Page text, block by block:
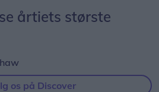
årtiets største
os på Discover